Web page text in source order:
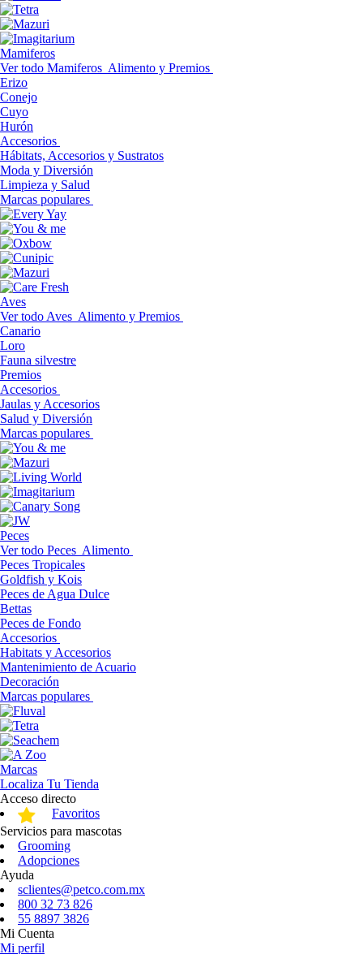
Mamiferos
Ver todo Mamiferos Alimento y Premios
Erizo
Conejo
Cuyo
Hurón
Accesorios
Hábitats, Accesorios y Sustratos
Moda y Diversión
Limpieza y Salud
Marcas populares
Aves
Ver todo Aves Alimento y Premios
Canario
Loro
Fauna silvestre
Premios
Accesorios
Jaulas y Accesorios
Salud y Diversión
Marcas populares
Peces
Ver todo Peces Alimento
Peces Tropicales
Goldfish y Kois
Peces de Agua Dulce
Bettas
Peces de Fondo
Accesorios
Habitats y Accesorios
Mantenimiento de Acuario
Decoración
Marcas populares
Marcas
Localiza Tu Tienda
Acceso directo
Favoritos
Servicios para mascotas
Grooming
Adopciones
Ayuda
sclientes@petco.com.mx
800 32 73 826
55 8897 3826
Mi Cuenta
Mi perfil